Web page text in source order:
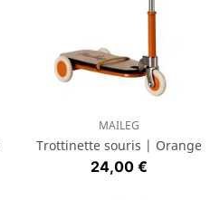
MAILEG
Trottinette souris | Orange
Prix
24,00 €